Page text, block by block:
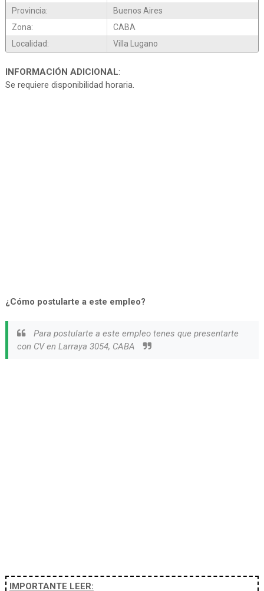
Provincia:
Buenos Aires
Zona:
CABA
Localidad:
Villa Lugano
INFORMACIÓN ADICIONAL:
Se requiere disponibilidad horaria.
¿Cómo postularte a este empleo?
Para postularte a este empleo tenes que presentarte
con CV en Larraya 3054, CABA
IMPORTANTE LEER: